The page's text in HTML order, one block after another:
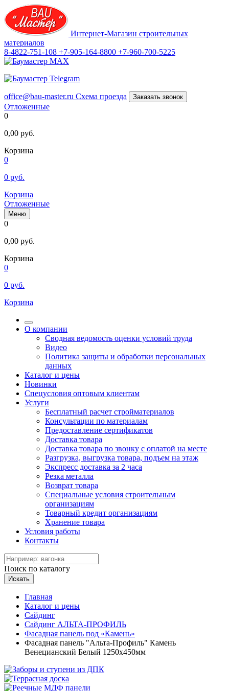
Интернет-Магазин строительных
материалов
8-4822-751-108 +7-905-164-8800 +7-960-700-5225
office@bau-master.ru Схема проезда Заказать звонок
Отложенные
0
0,00 руб.
Корзина
0
0 руб.
Корзина
Отложенные
Меню
0
0,00 руб.
Корзина
0
0 руб.
Корзина
О компании
Сводная ведомость оценки условий труда
Видео
Политика защиты и обработки персональных
данных
Каталог и цены
Новинки
Спецусловия оптовым клиентам
Услуги
Бесплатный расчет стройматериалов
Консультации по материалам
Предоставление сертификатов
Доставка товара
Доставка товара по звонку с оплатой на месте
Разгрузка, выгрузка товара, подъем на этаж
Экспресс доставка за 2 часа
Резка металла
Возврат товара
Специальные условия строительным
организациям
Товарный кредит организациям
Хранение товара
Условия работы
Контакты
Поиск по каталогу
Искать
Главная
Каталог и цены
Сайдинг
Сайдинг АЛЬТА-ПРОФИЛЬ
Фасадная панель под «Камень»
Фасадная панель "Альта-Профиль" Камень
Венецианский Белый 1250х450мм